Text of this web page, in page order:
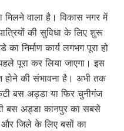
वाला है। विकास नगर में
की सुविधा के लिए शुरू
निर्माण कार्य लगभग पूरा हो
पूरा कर लिया जाएगा। इस
की संभावना है। अभी तक
बस अड्डा या फिर चुनीगंज
बस अड्डा कानपुर का सबसे
जिले के लिए बसों का